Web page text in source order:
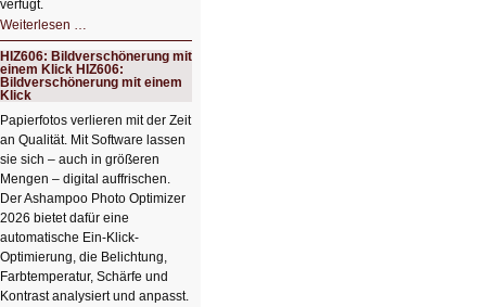
verfügt.
Weiterlesen …
Schicker
kompakter
Rechenturbo
HIZ606: Bildverschönerung mit
einem Klick HIZ606:
Bildverschönerung mit einem
Klick
Papierfotos verlieren mit der Zeit
an Qualität. Mit Software lassen
sie sich – auch in größeren
Mengen – digital auffrischen.
Der Ashampoo Photo Optimizer
2026 bietet dafür eine
automatische Ein-Klick-
Optimierung, die Belichtung,
Farbtemperatur, Schärfe und
Kontrast analysiert und anpasst.